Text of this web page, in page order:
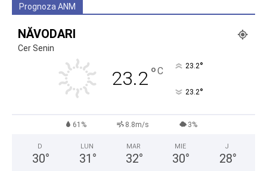
Prognoza ANM
NĂVODARI
Cer Senin
23.2°C 23.2°
23.2°
61% 8.8m/s 3%
D
30°
LUN
31 °
MAR
32°
MIE
30°
J
28°